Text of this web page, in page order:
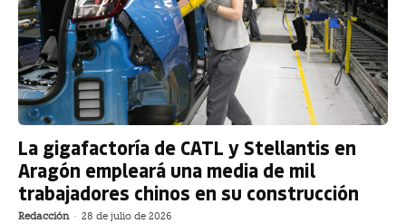
La gigafactoría de CATL y Stellantis en
Aragón empleará una media de mil
trabajadores chinos en su construcción
Redacción - 28 de julio de 2026